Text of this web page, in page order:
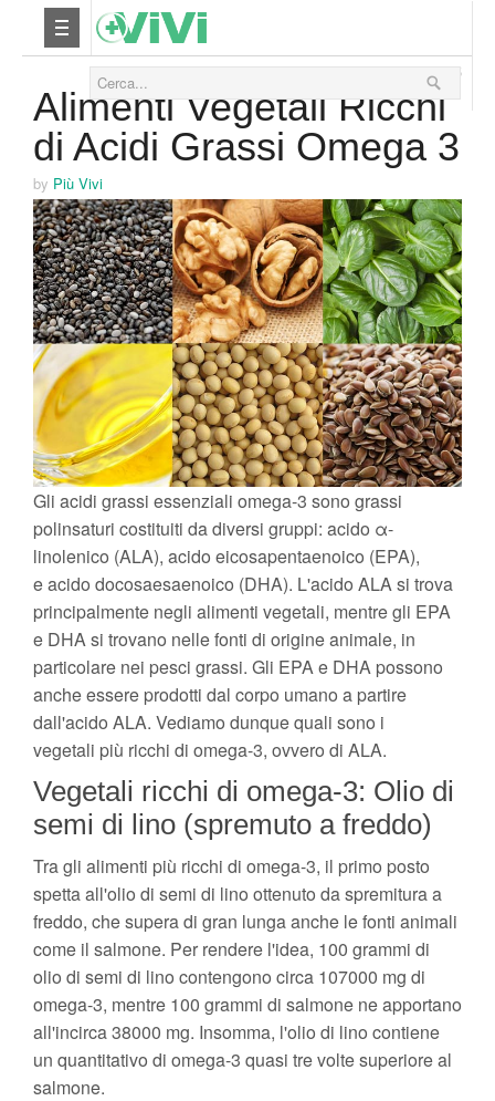
Yoga
Salute
Bellezza
Fitness
Relax
Viaggi & Vacanze
19 Novembre 2015
Alimenti Vegetali Ricchi
di Acidi Grassi Omega 3
by Più Vivi
Gli acidi grassi essenziali omega-3 sono grassi
polinsaturi costituiti da diversi gruppi: acido α-
linolenico (ALA), acido eicosapentaenoico (EPA),
e acido docosaesaenoico (DHA). L'acido ALA si trova
principalmente negli alimenti vegetali, mentre gli EPA
e DHA si trovano nelle fonti di origine animale, in
particolare nei pesci grassi. Gli EPA e DHA possono
anche essere prodotti dal corpo umano a partire
dall'acido ALA. Vediamo dunque quali sono i
vegetali più ricchi di omega-3, ovvero di ALA.
Vegetali ricchi di omega-3: Olio di
semi di lino (spremuto a freddo)
Tra gli alimenti più ricchi di omega-3, il primo posto
spetta all'olio di semi di lino ottenuto da spremitura a
freddo, che supera di gran lunga anche le fonti animali
come il salmone. Per rendere l'idea, 100 grammi di
olio di semi di lino contengono circa 107000 mg di
omega-3, mentre 100 grammi di salmone ne apportano
all'incirca 38000 mg. Insomma, l'olio di lino contiene
un quantitativo di omega-3 quasi tre volte superiore al
salmone.